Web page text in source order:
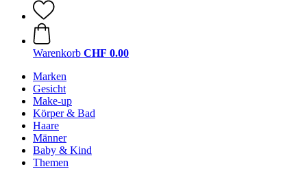
Warenkorb CHF 0.00
Marken
Gesicht
Make-up
Körper & Bad
Haare
Männer
Baby & Kind
Themen